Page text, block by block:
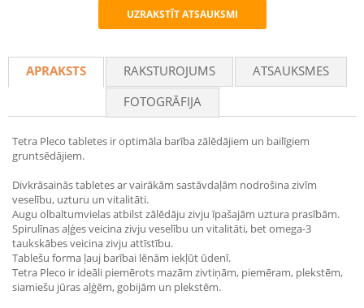
Recommend
UZRAKSTĪT ATSAUKSMI
APRAKSTS RAKSTUROJUMS
ATSAUKSMES
FOTOGRĀFIJA
Tetra Pleco tabletes ir optimāla barība zālēdājiem un bailīgiem
gruntsēdājiem.
Divkrāsainās tabletes ar vairākām sastāvdaļām nodrošina zivīm
veselību, uzturu un vitalitāti.
Augu olbaltumvielas atbilst zālēdāju zivju īpašajām uztura prasībām.
Spirulīnas aļģes veicina zivju veselību un vitalitāti, bet omega-3
taukskābes veicina zivju attīstību.
Tablešu forma ļauj barībai lēnām iekļūt ūdenī.
Tetra Pleco ir ideāli piemērots mazām zivtiņām, piemēram, plekstēm,
siamiešu jūras aļģēm, gobijām un plekstēm.